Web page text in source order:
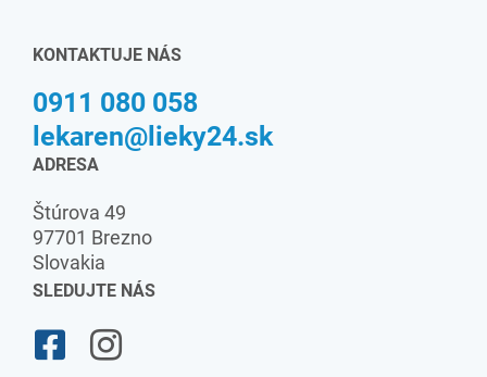
KONTAKTUJE NÁS
0911 080 058
lekaren@lieky24.sk
ADRESA
Štúrova 49
97701 Brezno
Slovakia
SLEDUJTE NÁS